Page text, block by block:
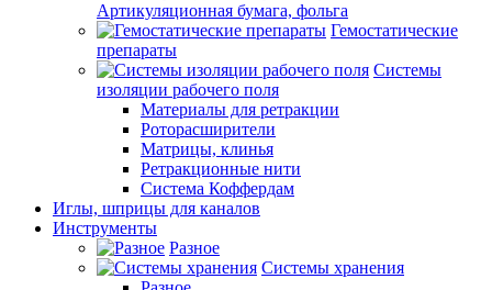
Артикуляционная бумага, фольга
Гемостатические
препараты
Системы
изоляции рабочего поля
Материалы для ретракции
Роторасширители
Матрицы, клинья
Ретракционные нити
Система Коффердам
Иглы, шприцы для каналов
Инструменты
Разное
Системы хранения